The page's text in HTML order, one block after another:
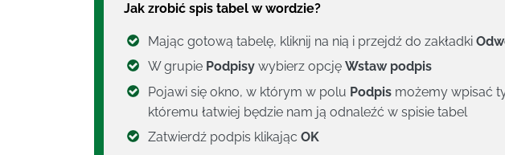
Jak zrobić spis tabel w wordzie?
Mając gotową tabelę, kliknij na nią i przejdź do zakładki
W grupie Podpisy wybierz opcję Wstaw podpis
Pojawi się okno, w którym w polu Podpis możemy wpisać
któremu łatwiej będzie nam ją odnaleźć w spisie tabel
Zatwierdź podpis klikając OK